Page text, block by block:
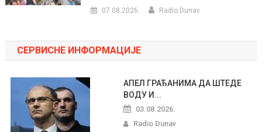
07.08.2026. Radio Dunav
СЕРВИСНЕ ИНФОРМАЦИЈЕ
АПЕЛ ГРАЂАНИМА ДА ШТЕДЕ
ВОДУ И...
03.08.2026.
Radio Dunav